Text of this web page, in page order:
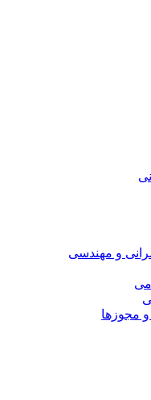
و مهندسی
و مجوزها